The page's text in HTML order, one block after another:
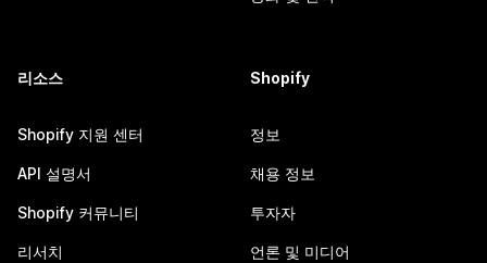
리소스
Shopify 지원 센터
API 설명서
Shopify 커뮤니티
리서치
Shopify
정보
채용 정보
투자자
언론 및 미디어